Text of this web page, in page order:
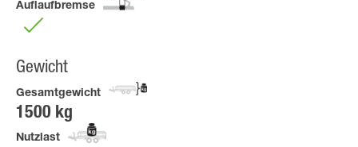
Auflaufbremse
Gewicht
Gesamtgewicht
1500 kg
Nutzlast